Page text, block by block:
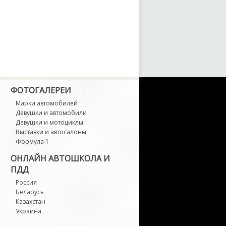
Class
Class
Class AMG
Class
Class AMG
ФОТОГАЛЕРЕИ
Марки автомобилей
Девушки и автомобили
Девушки и мотоциклы
Выставки и автосалоны
Формула 1
ОНЛАЙН АВТОШКОЛА И
ПДД
Россия
Беларусь
Казахстан
Украина